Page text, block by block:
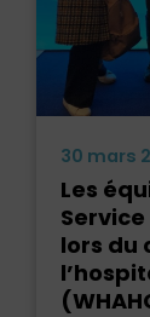
30 mars
Les
lors du